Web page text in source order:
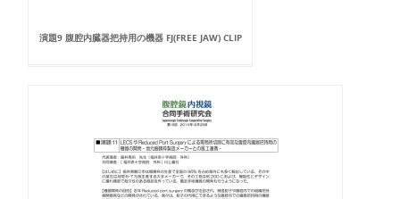
演題9 腹腔内臓器把持用の機器 FJ(FREE JAW) CLIP